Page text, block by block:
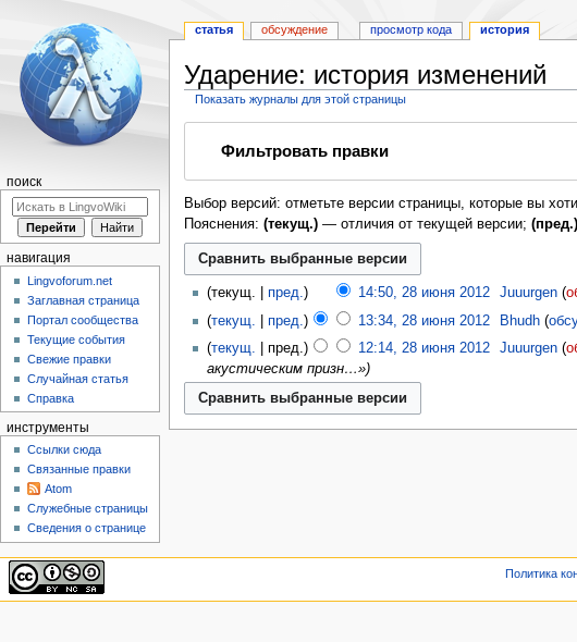
Ударение: история изменений
Показать журналы для этой страницы
Фильтровать правки
Выбор версий: отметьте версии страницы, которые вы
Пояснения: (текущ.)— отличия от текущей версии; (пред.)
текущ. пред. 14:50, 28 июня 2012‎ Juuurgen
текущ.
пред. 13:34, 28 июня 2012‎ Bhudh
текущ.
пред. 12:14, 28 июня 2012‎ Juuurgen
акустическим призн…»
статья обсуждение просмотр кода история
поиск
навигация
Lingvoforum.net
Заглавная страница
Портал сообщества
Текущие события
Свежие правки
Случайная статья
Справка
инструменты
Ссылки сюда
Связанные правки
Atom
Служебные страницы
Сведения о странице
Политика